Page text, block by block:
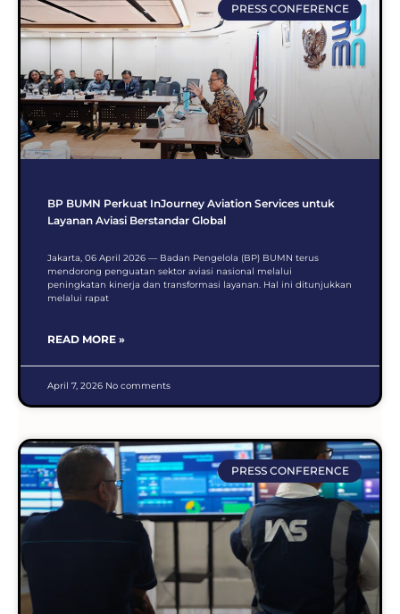
PRESS CONFERENCE
BP BUMN Perkuat InJourney Aviation Services untuk
Layanan Aviasi Berstandar Global
Jakarta, 06 April 2026 — Badan Pengelola (BP) BUMN terus
mendorong penguatan sektor aviasi nasional melalui
peningkatan kinerja dan transformasi layanan. Hal ini ditunjukkan
melalui rapat
READ MORE »
April 7, 2026 No comments
PRESS CONFERENCE